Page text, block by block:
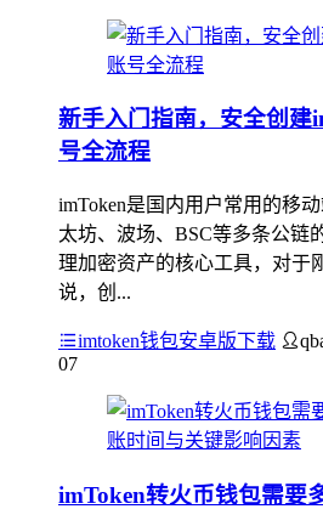
新手入门指南，安全创建
号全流程
imToken是国内用户常用的移
太坊、波场、BSC等多条公链
理加密资产的核心工具，对于
说，创...
imtoken钱包安卓版下载
07
imToken转火币钱包需要